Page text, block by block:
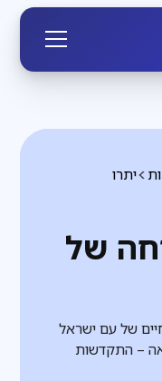
יתרו
של
של עם ישראל
– התקדשות